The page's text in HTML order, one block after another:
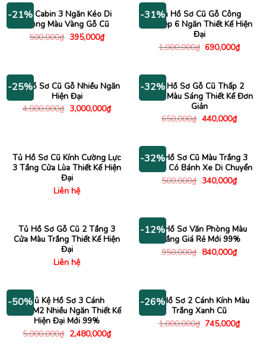
3,480,000₫.
-21%Tủ Cabin 3 Ngăn Kéo Di
Động Màu Vàng Gỗ Cũ
500,000₫ Giá
395,000₫Giá
hiện
-31%Tủ Hồ Sơ Cũ Gỗ Công
Nghiệp 6 Ngăn Thiết Kế Hiện
Đại
1,000,000₫ Giá
690,000₫Giá
hiện
-25%
Tủ Hồ Sơ Cũ Gỗ Nhiều Ngăn
Hiện Đại
4,000,000₫ Giá
gốc
3,000,000₫Giá
hiện
-32%Tủ Hồ Sơ Gỗ Cũ Thấp 2
Cánh Màu Sáng Thiết Kế Đơn
Giản
650,000₫ Giá
440,000₫Giá
hiện
Tủ Hồ Sơ Cũ Kính Cường Lực
3 Tầng Cửa Lùa Thiết Kế Hiện
Đại
Liên hệ
-32%
Tủ Hồ Sơ Cũ Màu Trắng 3
Ngăn Có Bánh Xe Di Chuyển
500,000₫ Giá
340,000₫Giá
hiện
Tủ Hồ Sơ Gỗ Cũ 2 Tầng 3
Cửa Màu Trắng Thiết Kế Hiện
Đại
Liên hệ
-12%
Tủ Hồ Sơ Văn Phòng Màu
Trắng Giá Rẻ Mới 99%
950,000₫ Giá
840,000₫Giá
hiện
-50%Tủ Kệ Hồ Sơ 3 Cánh
2Mx1M2 Nhiều Ngăn Thiết Kế
Hiện Đại Mới 99%
5,000,000₫ Giá
gốc
2,480,000₫Giá
hiện
-26%
Tủ Hồ Sơ 2 Cánh Kính Màu
Trắng Xanh Cũ
1,000,000₫ Giá
745,000₫Giá
hiện